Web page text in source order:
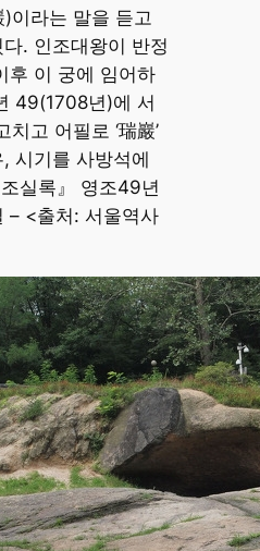
이라는 말을 듣고
. 인조대왕이 반정
후 이 궁에 임어하
49(1708년)에 서
고 어필로 ‘瑞巖’
시기를 사방석에
실록』 영조49년
– <출처: 서울역사